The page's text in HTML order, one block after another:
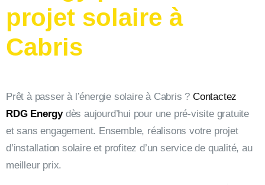
projet solaire à
Cabris
Prêt à passer à l’énergie solaire à Cabris ? Contactez
RDG Energydès aujourd’hui pour une pré-visite gratuite
et sans engagement. Ensemble, réalisons votre projet
d’installation solaire et profitez d’un service de qualité, au
meilleur prix.